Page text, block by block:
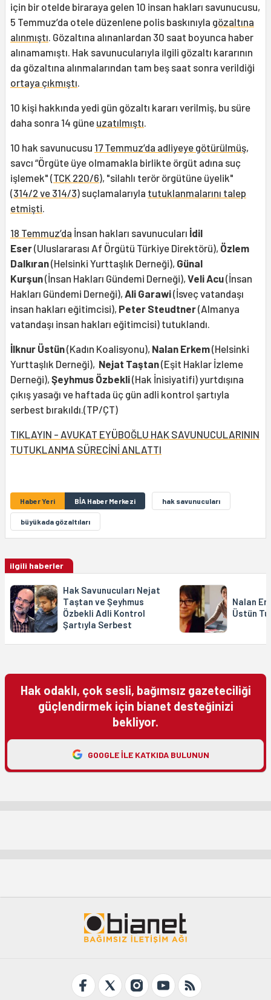
için bir otelde biraraya gelen 10 insan hakları savunucusu,
5 Temmuz’da otele düzenlene polis baskınıyla gözaltına
alınmıştı. Gözaltına alınanlardan 30 saat boyunca haber
alınamamıştı. Hak savunucularıyla ilgili gözaltı kararının
da gözaltına alınmalarından tam beş saat sonra verildiği
ortaya çıkmıştı.
10 kişi hakkında yedi gün gözaltı kararı verilmiş, bu süre
daha sonra 14 güne uzatılmıştı.
10 hak savunucusu 17 Temmuz’da adliyeye götürülmüş,
savcı “Örgüte üye olmamakla birlikte örgüt adına suç
işlemek" (TCK 220/6), "silahlı terör örgütüne üyelik"
(314/2 ve 314/3) suçlamalarıyla tutuklanmalarını talep
etmişti.
18 Temmuz’da İnsan hakları savunucuları İdil
Eser(Uluslararası Af Örgütü Türkiye Direktörü), Özlem
Dalkıran(Helsinki Yurttaşlık Derneği), Günal
Kurşun(İnsan Hakları Gündemi Derneği), Veli Acu(İnsan
Hakları Gündemi Derneği), Ali Garawi(İsveç vatandaşı
insan hakları eğitimcisi), Peter Steudtner(Almanya
vatandaşı insan hakları eğitimcisi) tutuklandı.
İlknur Üstün(Kadın Koalisyonu), Nalan Erkem(Helsinki
Yurttaşlık Derneği), Nejat Taştan(Eşit Haklar İzleme
Derneği), Şeyhmus Özbekli(Hak İnisiyatifi) yurtdışına
çıkış yasağı ve haftada üç gün adli kontrol şartıyla
serbest bırakıldı.(TP/ÇT)
TIKLAYIN - AVUKAT EYÜBOĞLU HAK SAVUNUCULARININ
TUTUKLANMA SÜRECİNİ ANLATTI
Haber Yeri BİA Haber Merkezi hak savunucuları
büyükada gözaltıları
ilgili haberler
Hak Savunucuları Nejat
Taştan ve Şeyhmus
Özbekli Adli Kontrol
Şartıyla Serbest
Nalan
Üstün
Hak odaklı, çok sesli, bağımsız gazeteciliği
güçlendirmek için bianet desteğinizi
bekliyor.
GOOGLE ILE KATKIDA BULUNUN